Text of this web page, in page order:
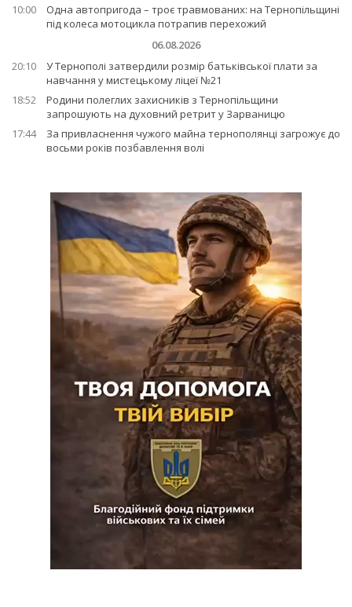
10:00
Одна автопригода – троє травмованих: на Тернопільщині
під колеса мотоцикла потрапив перехожий
06.08.2026
20:10
У Тернополі затвердили розмір батьківської плати за
навчання у мистецькому ліцеї №21
18:52
Родини полеглих захисників з Тернопільщини
запрошують на духовний ретрит у Зарваницю
17:44
За привласнення чужого майна тернополянці загрожує до
восьми років позбавлення волі